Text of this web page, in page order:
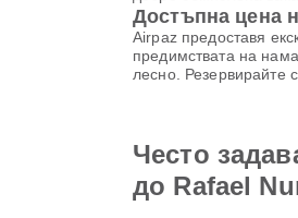
Достъпна цена
Airpaz предоставя
предимствата на
лесно. Резервирайте
Често
до Rafael